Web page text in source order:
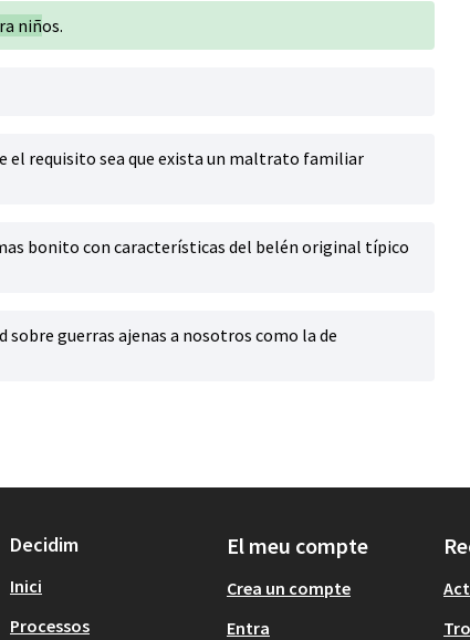
niños.
el requisito sea que exista un maltrato familiar
bonito con características del belén original típico
sobre guerras ajenas a nosotros como la de
Decidim
Inici
Processos
El meu compte
Crea un compte
Entra